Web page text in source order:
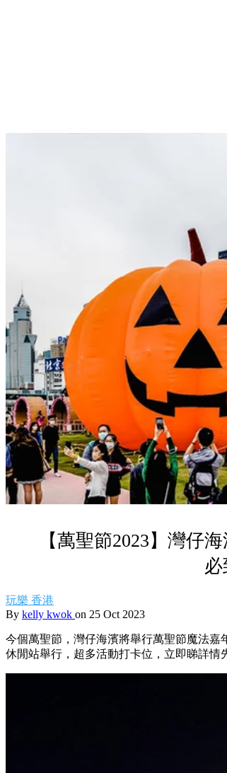
【萬聖節2023】灣仔
必
玩樂 香港
By kelly kwok on 25 Oct 2023
今個萬聖節，灣仔海濱將舉行萬聖節魔法嘉
休閒站舉行，超多活動打卡位，立即睇詳情